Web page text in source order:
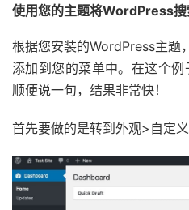
使用您的主题将WordPress搜
根据您安装的WordPress主题
添加到您的菜单中。在这个例
顺便说一句，结果非常快！
首先要做的是转到外观>自定义